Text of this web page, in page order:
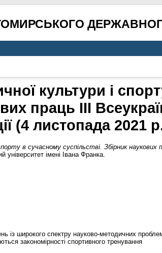
культури і
праць III
(4 листопада 2021
в сучасному суспільстві. Збірник наукових
імені Івана Франка.
із широкого спектру науково-методичних
закономірності спортивного тренування